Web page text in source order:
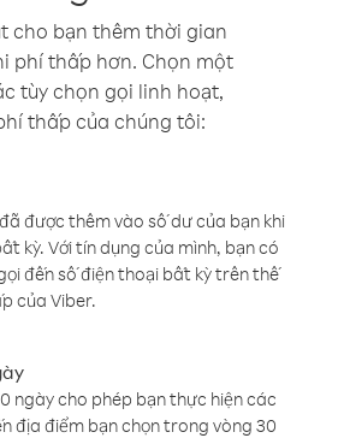
cho bạn thêm thời gian
phí thấp hơn. Chọn một
tùy chọn gọi linh hoạt,
thấp của chúng tôi:
được thêm vào số dư của bạn khi
kỳ. Với tín dụng của mình, bạn có
đến số điện thoại bất kỳ trên thế
của Viber.
ngày cho phép bạn thực hiện các
địa điểm bạn chọn trong vòng 30